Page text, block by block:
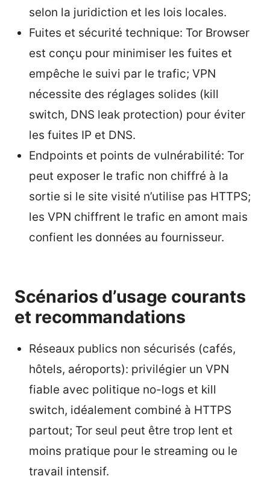
selon la juridiction et les lois locales.
Fuites et sécurité technique: Tor Browser
est conçu pour minimiser les fuites et
empêche le suivi par le trafic; VPN
nécessite des réglages solides (kill
switch, DNS leak protection) pour éviter
les fuites IP et DNS.
Endpoints et points de vulnérabilité: Tor
peut exposer le trafic non chiffré à la
sortie si le site visité n’utilise pas HTTPS;
les VPN chiffrent le trafic en amont mais
confient les données au fournisseur.
Scénarios d’usage courants
et recommandations
Réseaux publics non sécurisés (cafés,
hôtels, aéroports): privilégier un VPN
fiable avec politique no-logs et kill
switch, idéalement combiné à HTTPS
partout; Tor seul peut être trop lent et
moins pratique pour le streaming ou le
travail intensif.